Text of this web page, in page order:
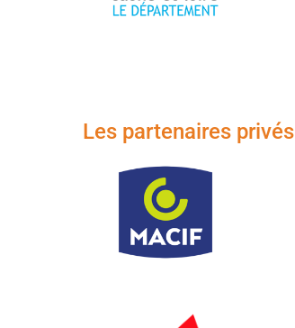
Les partenaires privés